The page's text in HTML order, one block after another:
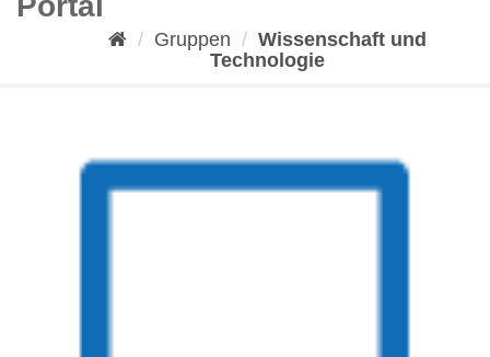
Gruppen
Wissenschaft und
Technologie